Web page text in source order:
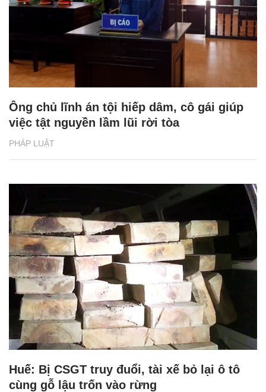
PHÁP LUẬT
Ông chủ lĩnh án tội hiếp dâm, cô gái giúp
việc tật nguyền lầm lũi rời tòa
Huế: Bị CSGT truy đuổi, tài xế bỏ lại ô tô
cùng gỗ lậu trốn vào rừng